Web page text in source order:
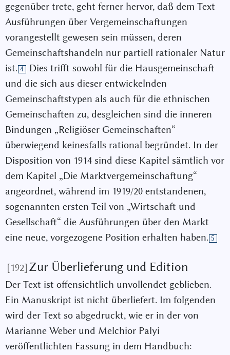
gegenüber trete, geht ferner hervor, daß dem Text
Ausführungen über Vergemeinschaftungen
vorangestellt gewesen sein müssen, deren
Gemeinschaftshandeln nur partiell rationaler Natur
ist. 4
Dies trifft sowohl für die Hausgemeinschaft
und die sich aus dieser entwickelnden
Gemeinschaftstypen als auch für die ethnischen
Gemeinschaften zu, desgleichen sind die inneren
Bindungen „Religiöser Gemeinschaften“
überwiegend keinesfalls rational begründet. In der
Disposition von 1914 sind diese Kapitel sämtlich vor
dem Kapitel „Die Marktvergemeinschaftung“
angeordnet, während im 1919/20 entstandenen,
sogenannten ersten Teil von „Wirtschaft und
Gesellschaft“ die Ausführungen über den Markt
eine neue, vorgezogene Position erhalten haben. 5
[192] Zur Überlieferung und Edition
Der Text ist offensichtlich unvollendet geblieben.
Ein Manuskript ist nicht überliefert. Im folgenden
wird der Text so abgedruckt, wie er in der von
Marianne Weber und Melchior Palyi
veröffentlichten Fassung in dem Handbuch: